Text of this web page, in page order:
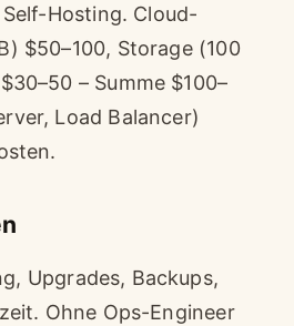
Hosting. Cloud-
$50–100, Storage (100
– Summe $100–
Load Balancer)
Upgrades, Backups,
Ohne Ops-Engineer